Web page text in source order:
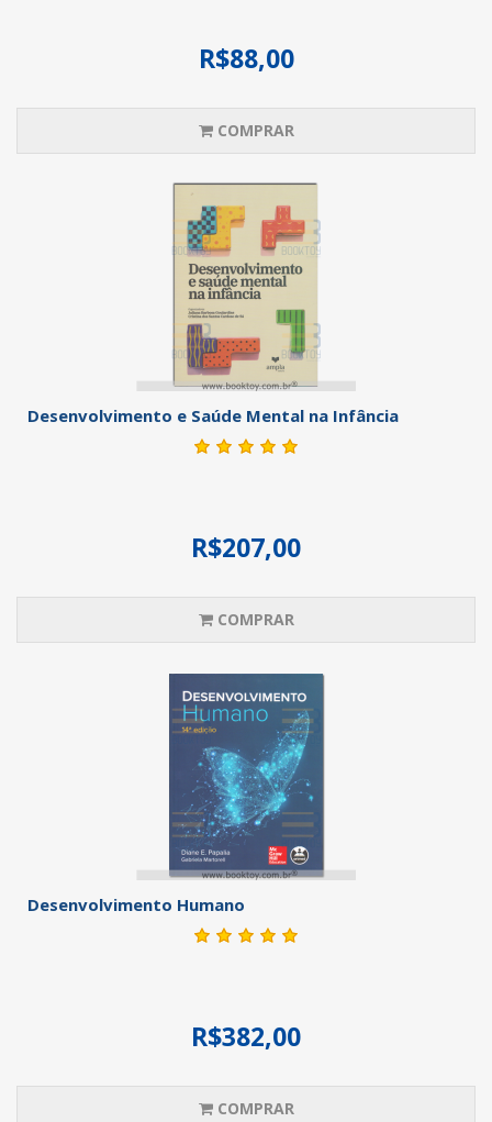
R$88,00
COMPRAR
Desenvolvimento e Saúde Mental na Infância
R$207,00
COMPRAR
Desenvolvimento Humano
R$382,00
COMPRAR